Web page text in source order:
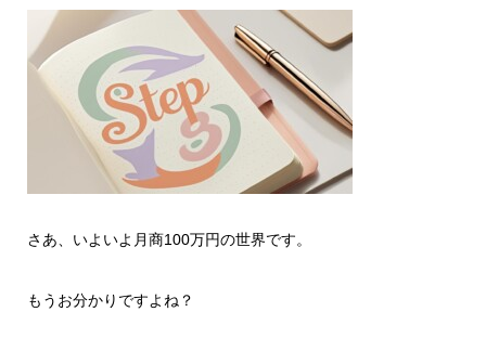
さあ、いよいよ月商100万円の世界です。
もうお分かりですよね？